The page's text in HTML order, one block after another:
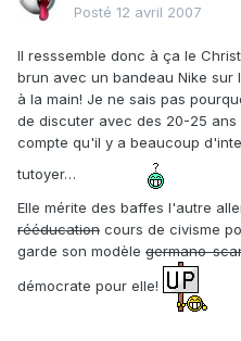
Posté 12 avril 2007
Il resssemble donc à ça le
brun avec un bandeau Nike sur
à la main! Je ne sais pas
de discuter avec des 20-25
compte qu'il y a beaucoup
tutoyer…
Elle mérite des baffes l'autre
rééducation cours de civisme
garde son modèle germano-
démocrate pour elle!